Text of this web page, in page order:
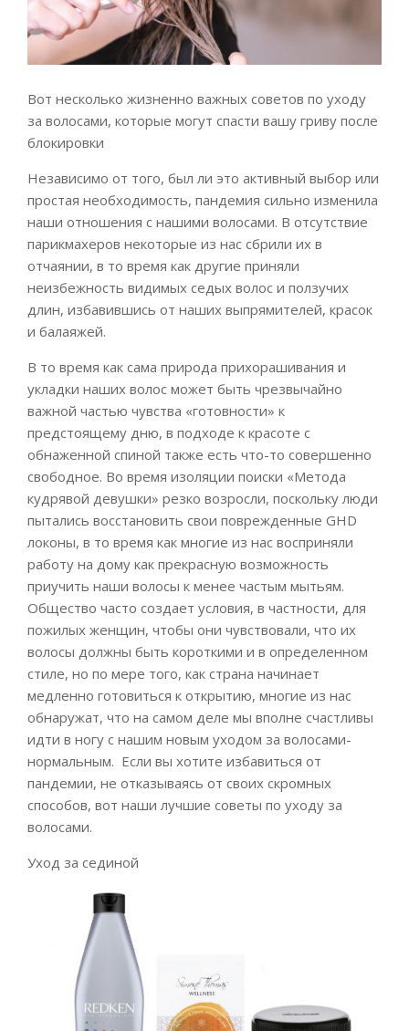
Вот несколько жизненно важных советов по уходу
за волосами, которые могут спасти вашу гриву после
блокировки
Независимо от того, был ли это активный выбор или
простая необходимость, пандемия сильно изменила
наши отношения с нашими волосами. В отсутствие
парикмахеров некоторые из нас сбрили их в
отчаянии, в то время как другие приняли
неизбежность видимых седых волос и ползучих
длин, избавившись от наших выпрямителей, красок
и балаяжей.
В то время как сама природа прихорашивания и
укладки наших волос может быть чрезвычайно
важной частью чувства «готовности» к
предстоящему дню, в подходе к красоте с
обнаженной спиной также есть что-то совершенно
свободное. Во время изоляции поиски «Метода
кудрявой девушки» резко возросли, поскольку люди
пытались восстановить свои поврежденные GHD
локоны, в то время как многие из нас восприняли
работу на дому как прекрасную возможность
приучить наши волосы к менее частым мытьям.
Общество часто создает условия, в частности, для
пожилых женщин, чтобы они чувствовали, что их
волосы должны быть короткими и в определенном
стиле, но по мере того, как страна начинает
медленно готовиться к открытию, многие из нас
обнаружат, что на самом деле мы вполне счастливы
идти в ногу с нашим новым уходом за волосами-
нормальным. Если вы хотите избавиться от
пандемии, не отказываясь от своих скромных
способов, вот наши лучшие советы по уходу за
волосами.
Уход за сединой